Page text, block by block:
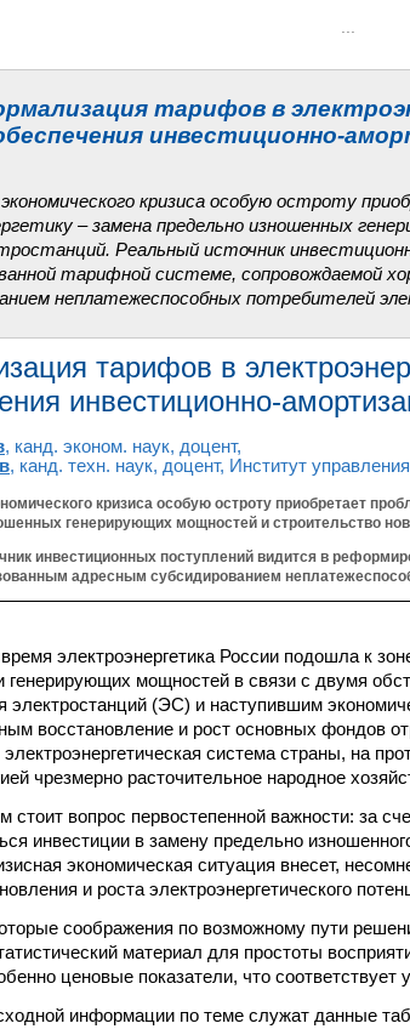
тарифов в
инвестиционно-
кризиса особую остроту
– замена предельно изношенных
Реальный источник
тарифной системе, сопровождаемой
неплатежеспособных потребителей
тарифов в
инвестиционно-
, канд. эконом. наук, доцент,
, канд. техн. наук, доцент, Институт
кризиса особую остроту приобретает
генерирующих мощностей и строительство
инвестиционных поступлений видится в
адресным субсидированием
электроэнергетика России подошла к
генерирующих мощностей в связи с двумя
электростанций (ЭС) и наступившим
восстановление и рост основных фондов
система страны, на
чрезмерно расточительное народное
стоит вопрос первостепенной важности: за
инвестиции в замену предельно
экономическая ситуация внесет,
и роста электроэнергетического
соображения по возможному пути
материал для простоты
ценовые показатели, что
информации по теме служат данные